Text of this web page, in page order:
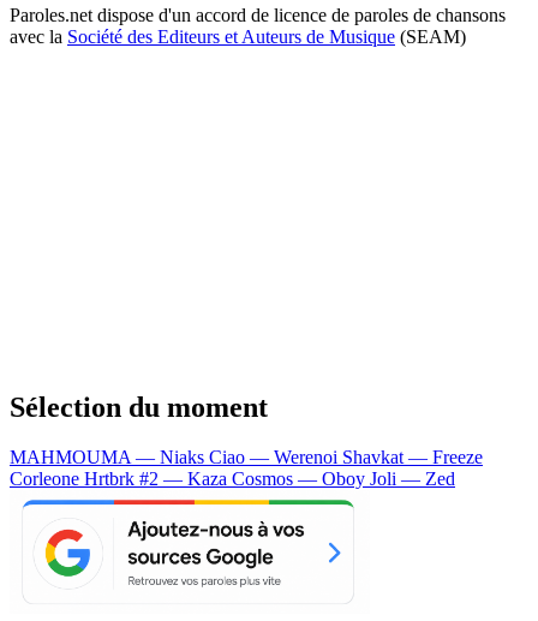
Paroles.net dispose d'un accord de licence de paroles de chansons
avec la Société des Editeurs et Auteurs de Musique (SEAM)
Sélection du moment
MAHMOUMA — Niaks Ciao — Werenoi Shavkat — Freeze
Corleone Hrtbrk #2 — Kaza Cosmos — Oboy Joli — Zed